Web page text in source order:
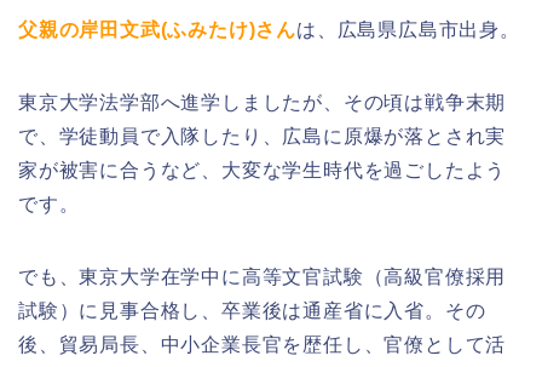
父親の岸田文武(ふみたけ)さんは、広島県広島市出身。
東京大学法学部へ進学しましたが、その頃は戦争末期
で、学徒動員で入隊したり、広島に原爆が落とされ実
家が被害に合うなど、大変な学生時代を過ごしたよう
です。
でも、東京大学在学中に高等文官試験（高級官僚採用
試験）に見事合格し、卒業後は通産省に入省。その
後、貿易局長、中小企業長官を歴任し、官僚として活